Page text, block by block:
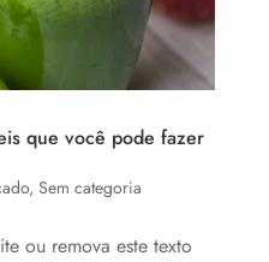
que você pode fazer
, Sem categoria
ou remova este texto